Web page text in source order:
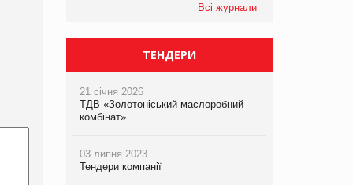
Всі журнали
ТЕНДЕРИ
21 січня 2026
ТДВ «Золотоніський маслоробний
комбінат»
03 липня 2023
Тендери компанії